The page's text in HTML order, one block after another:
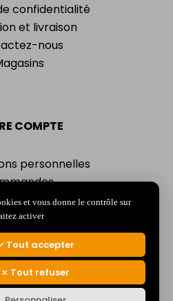
confidentialité
et livraison
nous
COMPTE
personnelles
réduction
alertes
et vous donne le contrôle sur
activer
Tout accepter
Tout refuser